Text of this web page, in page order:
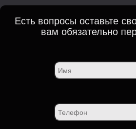
Есть вопросы оставьте
вам обязательно